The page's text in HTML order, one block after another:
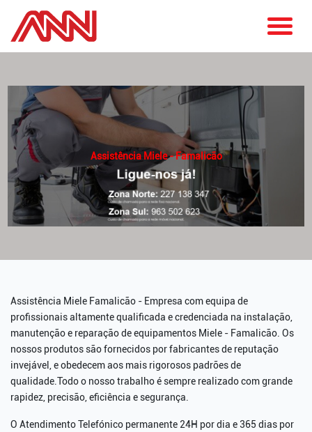
Assistência Miele - Famalicão
Assistência Miele Famalicão - Empresa com equipa de
profissionais altamente qualificada e credenciada na instalação,
manutenção e reparação de equipamentos Miele - Famalicão. Os
nossos produtos são fornecidos por fabricantes de reputação
invejável, e obedecem aos mais rigorosos padrões de
qualidade.Todo o nosso trabalho é sempre realizado com grande
rapidez, precisão, eficiência e segurança.
O Atendimento Telefónico permanente 24H por dia e 365 dias por